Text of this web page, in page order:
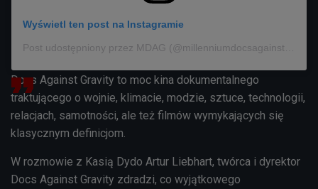
Wyświetl ten post na Instagramie
Docs Against Gravity to moc kina dokumentalnego
traktującego o wojnie, klimacie, modzie, sztuce, technologii,
relacjach, samotności, ale też filmów wymykających się
klasycznym definicjom.
W rozmowie z Kasią Dydo Artur Liebhart, twórca i dyrektor
Docs Against Gravity zdradzi, co wyjątkowego